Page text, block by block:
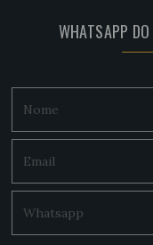
WHATSAPP